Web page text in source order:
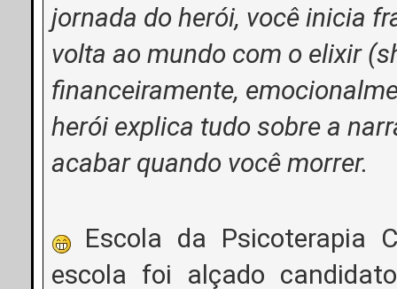
jornada do herói, você inicia
volta ao mundo com o elixir
financeiramente,
herói explica tudo sobre a
acabar quando você morrer.
Escola da Psicoterapia
escola foi alçado